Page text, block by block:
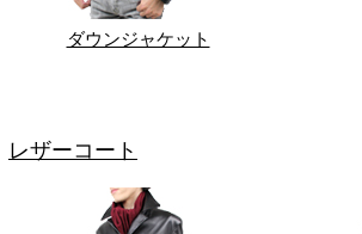
ダウンジャケット
レザーコート